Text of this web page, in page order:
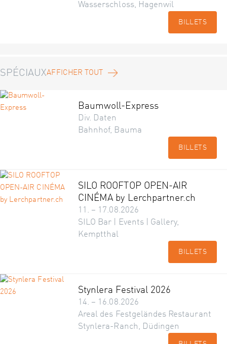
Wasserschloss, Hagenwil
BILLETS
SPÉCIAUXAFFICHER TOUT
Baumwoll-Express
Div. Daten
Bahnhof, Bauma
BILLETS
SILO ROOFTOP OPEN-AIR
CINÉMA by Lerchpartner.ch
11. – 17.08.2026
SILO Bar | Events | Gallery,
Kemptthal
BILLETS
Stynlera Festival 2026
14. – 16.08.2026
Areal des Festgeländes Restaurant
Stynlera-Ranch, Düdingen